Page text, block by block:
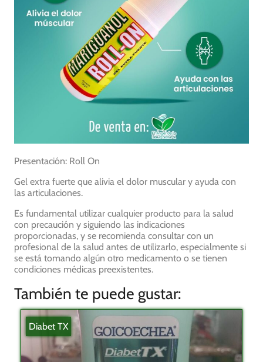
Presentación: Roll On
Gel extra fuerte que alivia el dolor muscular y ayuda con
las articulaciones.
Es fundamental utilizar cualquier producto para la salud
con precaución y siguiendo las indicaciones
proporcionadas, y se recomienda consultar con un
profesional de la salud antes de utilizarlo, especialmente si
se está tomando algún otro medicamento o se tienen
condiciones médicas preexistentes.
También te puede gustar:
Diabet TX